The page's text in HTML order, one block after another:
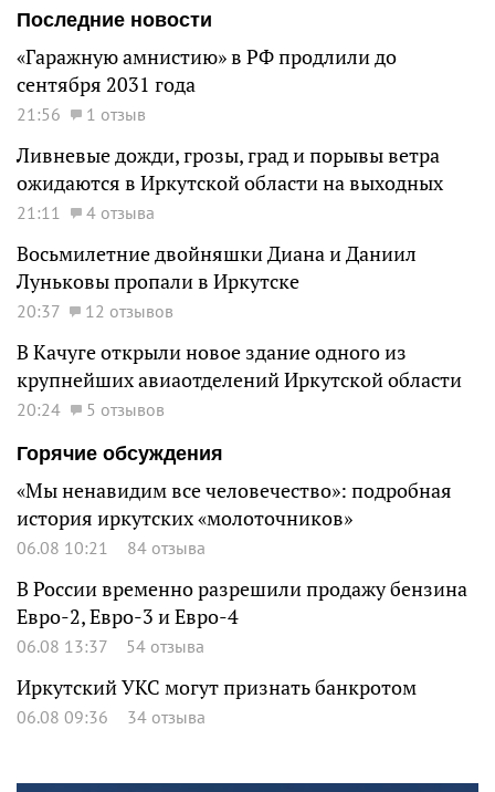
Последние новости
«Гаражную амнистию» в РФ продлили до
сентября 2031 года
21:56 1 отзыв
Ливневые дожди, грозы, град и порывы ветра
ожидаются в Иркутской области на выходных
21:11 4 отзыва
Восьмилетние двойняшки Диана и Даниил
Луньковы пропали в Иркутске
20:37 12 отзывов
В Качуге открыли новое здание одного из
крупнейших авиаотделений Иркутской области
20:24
5 отзывов
Горячие обсуждения
«Мы ненавидим все человечество»: подробная
история иркутских «молоточников»
06.08 10:21 84 отзыва
В России временно разрешили продажу бензина
Евро-2, Евро-3 и Евро-4
06.08 13:37 54 отзыва
Иркутский УКС могут признать банкротом
06.08 09:36 34 отзыва